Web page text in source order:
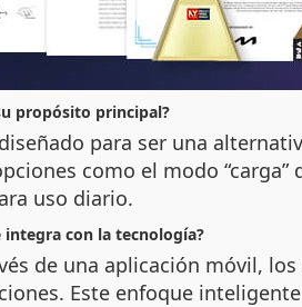
propósito principal?
para ser una
como el modo
uso diario.
integra con la tecnología?
de una aplicación móvil,
Este enfoque